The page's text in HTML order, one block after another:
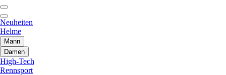
Neuheiten
Helme
Mann
Damen
High-Tech
Rennsport